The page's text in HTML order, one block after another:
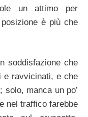
un attimo per
è più che
soddisfazione che
e ravvicinati, e che
solo, manca un po’
nel traffico farebbe